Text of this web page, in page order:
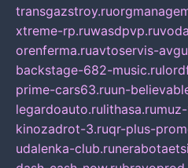
transgazstroy.ru
xtreme-rp.ruwasdpvp.ru
orenferma.ruavtoservis-
backstage-682-music.ru
prime-cars63.ruun-
legardoauto.rulithasa.rumuz-
kinozadrot-3.ruqr-plus-
udalenka-club.ru